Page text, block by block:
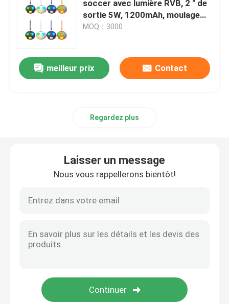
clavier et souris sans fil
Les amateurs de boîtes d'ordinateur
Moniteur d'ordinateur de FHD
Chaise de bureau ergonomique de jeu
Cable de données à grande vitesse
Ventilateurs portables
soccer avec lumière RVB, 2 " de
sortie 5W, 1200mAh, moulage
par injection bicolore
MOQ：3000
meilleur prix Contact
Regardez plus
Laisser un message
Nous vous rappellerons bientôt!